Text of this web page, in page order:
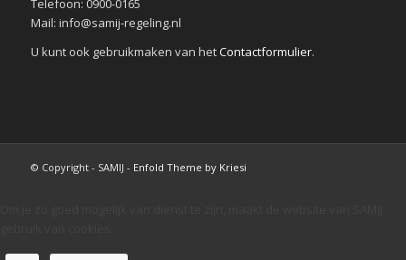
Telefoon: 0900-0165
Mail: info@samij-regeling.nl
U kunt ook gebruikmaken van hetContactformulier.
© Copyright - SAMIJ - Enfold Theme by Kriesi